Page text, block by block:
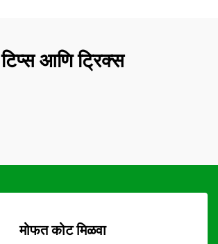
टिप्स आणि ट्रिक्स
मोफत कोट मिळवा